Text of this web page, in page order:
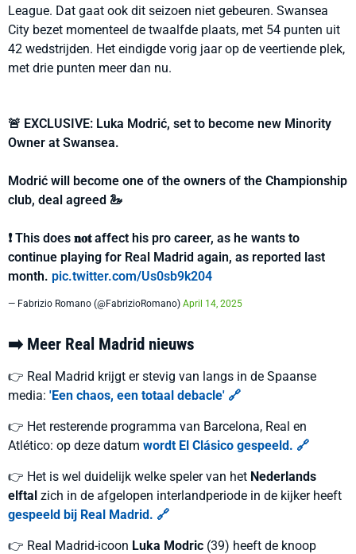
League. Dat gaat ook dit seizoen niet gebeuren. Swansea
City bezet momenteel de twaalfde plaats, met 54 punten uit
42 wedstrijden. Het eindigde vorig jaar op de veertiende plek,
met drie punten meer dan nu.
🚨 EXCLUSIVE: Luka Modrić, set to become new Minority
Owner at Swansea.
Modrić will become one of the owners of the Championship
club, deal agreed 🦢
❗️ This does 𝐧𝐨𝐭 affect his pro career, as he wants to
continue playing for Real Madrid again, as reported last
month. pic.twitter.com/Us0sb9k204
— Fabrizio Romano (@FabrizioRomano) April 14, 2025
➡️ Meer Real Madrid nieuws
👉 Real Madrid krijgt er stevig van langs in de Spaanse
media: 'Een chaos, een totaal debacle' 🔗
👉 Het resterende programma van Barcelona, Real en
Atlético: op deze datum wordt El Clásico gespeeld. 🔗
👉 Het is wel duidelijk welke speler van het Nederlands
elftal zich in de afgelopen interlandperiode in de kijker heeft
gespeeld bij Real Madrid. 🔗
👉 Real Madrid-icoon Luka Modric (39) heeft de knoop